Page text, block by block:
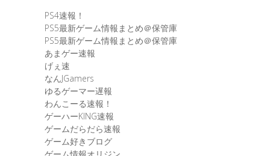
PS4速報！
PS5最新ゲーム情報まとめ＠保管庫
PS5最新ゲーム情報まとめ＠保管庫
あまゲー速報
げぇ速
なんJGamers
ゆるゲーマー遅報
わんこーる速報！
ゲーハーKING速報
ゲームだらだら速報
ゲーム好きブログ